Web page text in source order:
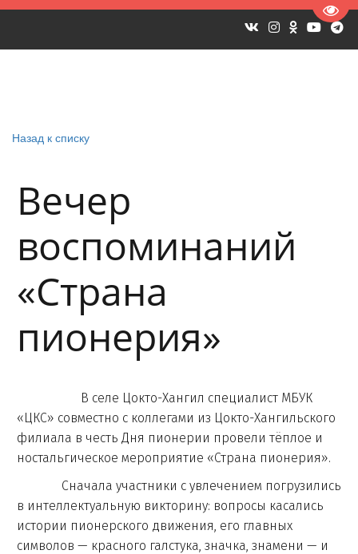
Назад к списку
Вечер
воспоминаний
«Страна
пионерия»
В селе Цокто-Хангил специалист МБУК
«ЦКС» совместно с коллегами из Цокто-Хангильского
филиала в честь Дня пионерии провели тёплое и
ностальгическое мероприятие «Страна пионерия».
Сначала участники с увлечением погрузились
в интеллектуальную викторину: вопросы касались
истории пионерского движения, его главных
символов — красного галстука, значка, знамени — и